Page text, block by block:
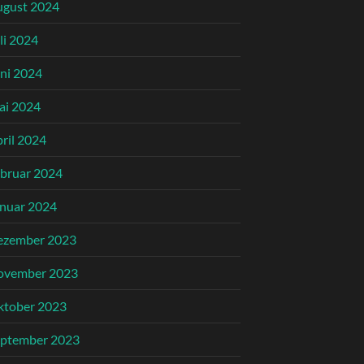
2024
2024
2024
2024
2024
2024
2024
2023
2023
2023
2023